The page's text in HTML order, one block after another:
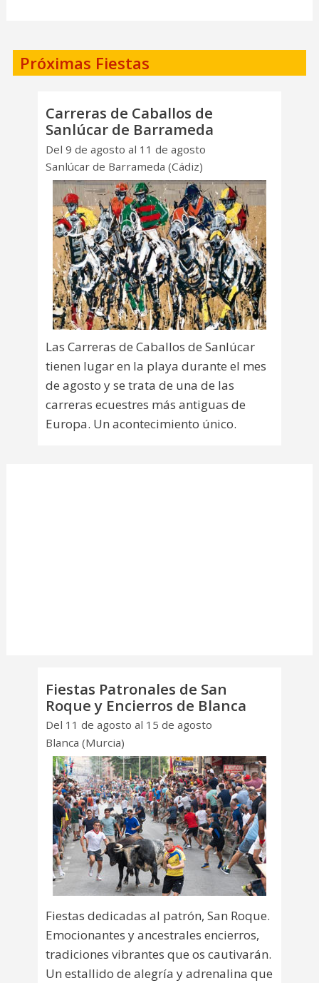
Próximas Fiestas
Carreras de Caballos de
Sanlúcar de Barrameda
Del 9 de agosto al 11 de agosto
Sanlúcar de Barrameda (Cádiz)
Las Carreras de Caballos de Sanlúcar
tienen lugar en la playa durante el mes
de agosto y se trata de una de las
carreras ecuestres más antiguas de
Europa. Un acontecimiento único.
Fiestas Patronales de San
Roque y Encierros de Blanca
Del 11 de agosto al 15 de agosto
Blanca (Murcia)
Fiestas dedicadas al patrón, San Roque.
Emocionantes y ancestrales encierros,
tradiciones vibrantes que os cautivarán.
Un estallido de alegría y adrenalina que